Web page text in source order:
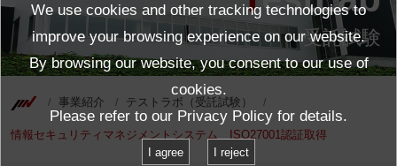
受託試験
事業紹介 テストラボ（受託試験）
情報セキュリティマネジメントシステム ISO27001認証取得
We use cookies and other tracking technologies to
improve your browsing experience on our website.
By browsing our website, you consent to our use of
cookies.
Please refer to our Privacy Policy for details.
I agree I reject